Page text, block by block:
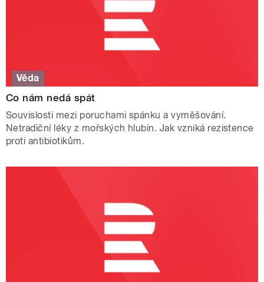
Věda
Co nám nedá spát
Souvislosti mezi poruchami spánku a vyměšování.
Netradiční léky z mořských hlubin. Jak vzniká rezistence
proti antibiotikům.